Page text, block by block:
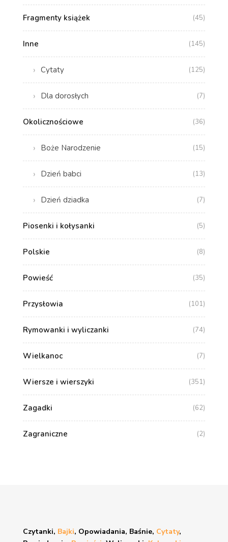
Fragmenty książek (45)
Inne (145)
Cytaty (125)
Dla dorosłych (7)
Okolicznościowe (36)
Boże Narodzenie (15)
Dzień babci (13)
Dzień dziadka (7)
Piosenki i kołysanki (5)
Polskie (8)
Powieść (35)
Przysłowia (101)
Rymowanki i wyliczanki (74)
Wielkanoc (7)
Wiersze i wierszyki (351)
Zagadki (62)
Zagraniczne (2)
Czytanki, Bajki, Opowiadania, Baśnie, Cytaty,